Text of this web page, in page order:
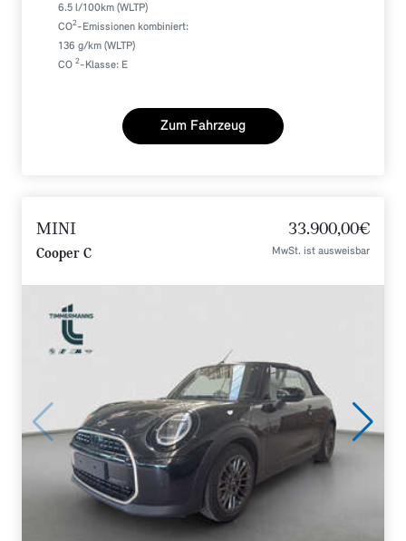
6.5 l/100km (WLTP)
CO2-Emissionen kombiniert:
136 g/km (WLTP)
CO 2-Klasse: E
Zum Fahrzeug
MINI
Cooper C
33.900,00€
MwSt. ist ausweisbar